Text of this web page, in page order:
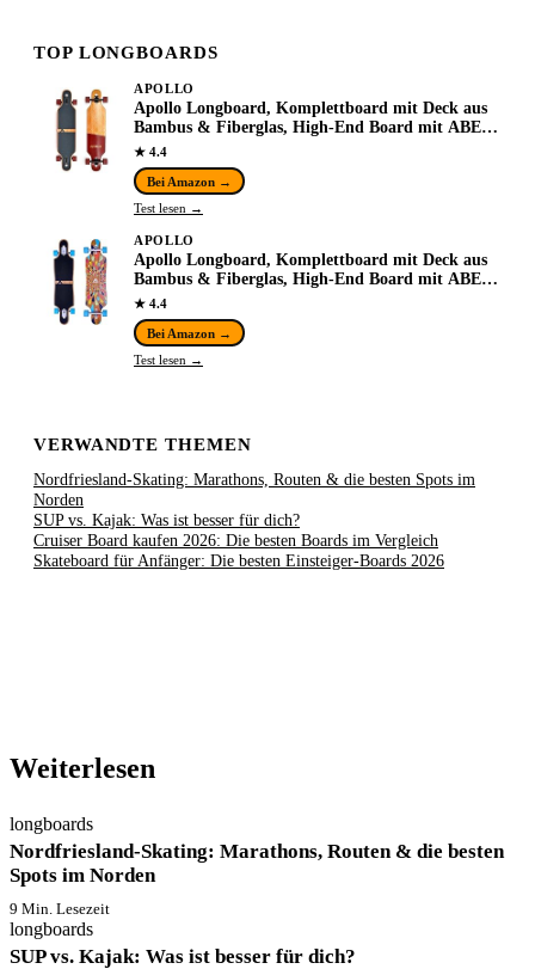
TOP LONGBOARDS
APOLLO
Apollo Longboard, Komplettboard mit Deck aus
Bambus & Fiberglas, High-End Board mit ABEC
9 Kugellager, Flex 2 Longboards für
Jugendliche…
★ 4.4
Bei Amazon →
Test lesen →
APOLLO
Apollo Longboard, Komplettboard mit Deck aus
Bambus & Fiberglas, High-End Board mit ABEC
9 Kugellager, Flex 2 Longboards für
Jugendliche…
★ 4.4
Bei Amazon →
Test lesen →
VERWANDTE THEMEN
Nordfriesland-Skating: Marathons, Routen & die besten Spots im
Norden
SUP vs. Kajak: Was ist besser für dich?
Cruiser Board kaufen 2026: Die besten Boards im Vergleich
Skateboard für Anfänger: Die besten Einsteiger-Boards 2026
Weiterlesen
longboards
Nordfriesland-Skating: Marathons, Routen & die besten
Spots im Norden
9 Min. Lesezeit
longboards
SUP vs. Kajak: Was ist besser für dich?